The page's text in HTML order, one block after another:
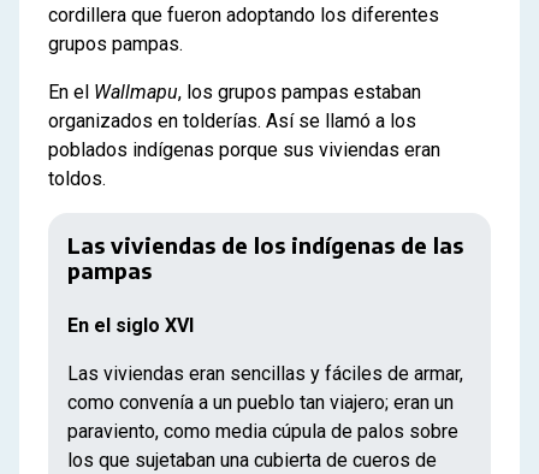
cordillera que fueron adoptando los diferentes
grupos pampas.
En el Wallmapu, los grupos pampas estaban
organizados en tolderías. Así se llamó a los
poblados indígenas porque sus viviendas eran
toldos.
Las viviendas de los indígenas de las
pampas
En el siglo XVI
Las viviendas eran sencillas y fáciles de armar,
como convenía a un pueblo tan viajero; eran un
paraviento, como media cúpula de palos sobre
los que sujetaban una cubierta de cueros de